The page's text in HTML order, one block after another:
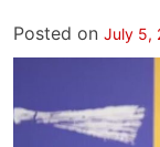
Posted on July 5,